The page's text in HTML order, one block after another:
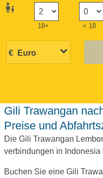
18+ < 18
Gili Trawangan nach Lembongan. Fähren,
Preise und
Die Gili Trawangan
verbindungen in
Buchen Sie eine Gili